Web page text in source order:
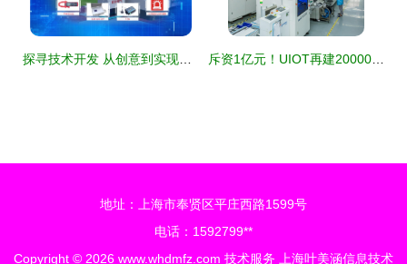
地址：上海市奉贤区平庄西路1599号
电话：1592799**
Copyright © 2026 www.whdmfz.com 技术服务 上海叶美涵信息技术